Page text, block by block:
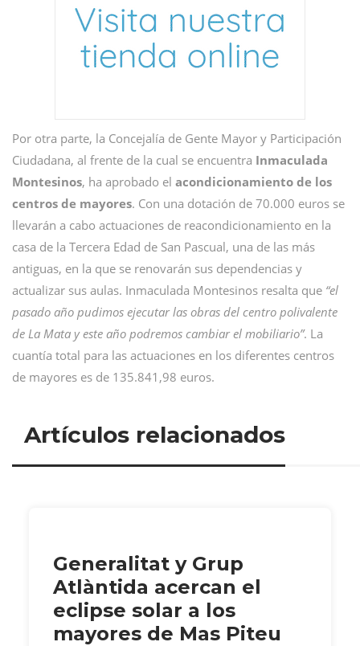
Por otra parte, la Concejalía de Gente Mayor y Participación
Ciudadana, al frente de la cual se encuentra Inmaculada
Montesinos, ha aprobado el acondicionamiento de los
centros de mayores. Con una dotación de 70.000 euros se
llevarán a cabo actuaciones de reacondicionamiento en la
casa de la Tercera Edad de San Pascual, una de las más
antiguas, en la que se renovarán sus dependencias y
actualizar sus aulas. Inmaculada Montesinos resalta que “el
pasado año pudimos ejecutar las obras del centro polivalente
de La Mata y este año podremos cambiar el mobiliario”. La
cuantía total para las actuaciones en los diferentes centros
de mayores es de 135.841,98 euros.
Artículos relacionados
Generalitat y Grup
Atlàntida acercan el
eclipse solar a los
mayores de Mas Piteu